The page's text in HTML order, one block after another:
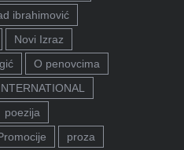
ibrahimović
Novi Izraz
O penovcima
poezija
proza